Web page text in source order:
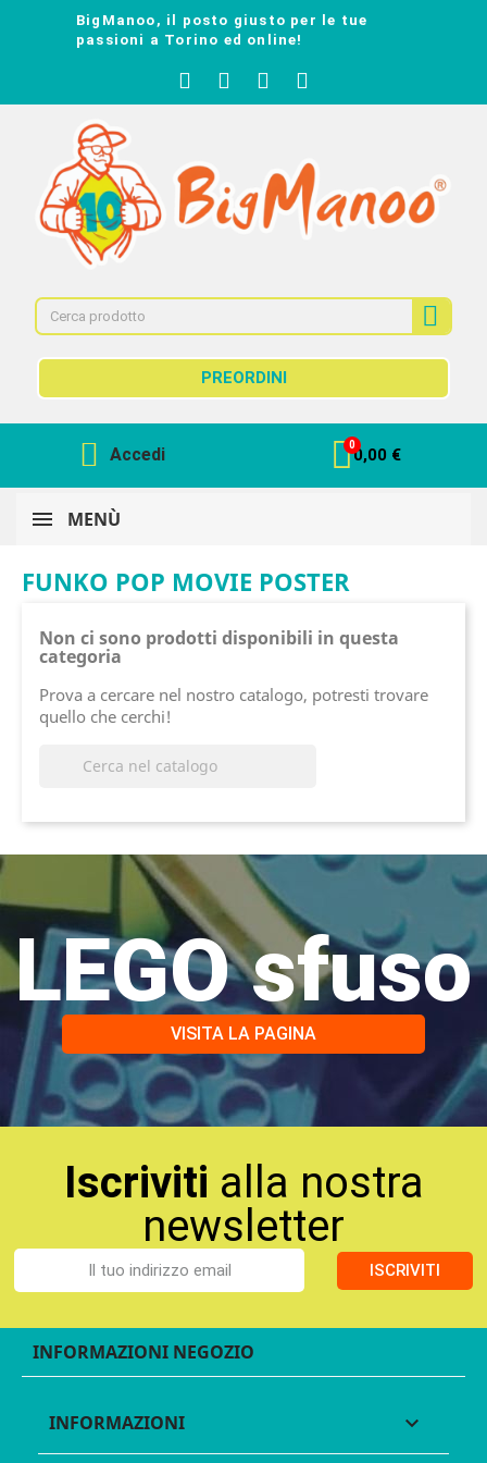
BigManoo, il posto giusto per le tue
passioni a Torino ed online!
PREORDINI
Accedi 0,00 €
MENÙ
FUNKO POP MOVIE POSTER
Non ci sono prodotti disponibili in questa
categoria
Prova a cercare nel nostro catalogo, potresti trovare
quello che cerchi!
LEGO sfuso
VISITA LA PAGINA
Iscriviti alla nostra
newsletter
ISCRIVITI
INFORMAZIONI NEGOZIO
INFORMAZIONI 